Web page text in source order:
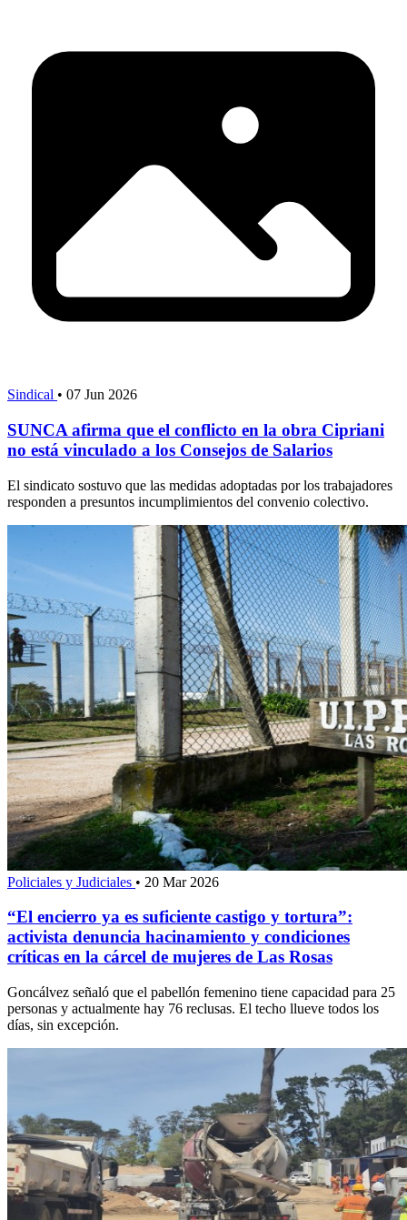
Sindical • 07 Jun 2026
SUNCA afirma que el conflicto en la obra Cipriani
no está vinculado a los Consejos de Salarios
El sindicato sostuvo que las medidas adoptadas por los trabajadores
responden a presuntos incumplimientos del convenio colectivo.
Policiales y Judiciales • 20 Mar 2026
“El encierro ya es suficiente castigo y tortura”:
activista denuncia hacinamiento y condiciones
críticas en la cárcel de mujeres de Las Rosas
Goncálvez señaló que el pabellón femenino tiene capacidad para 25
personas y actualmente hay 76 reclusas. El techo llueve todos los
días, sin excepción.